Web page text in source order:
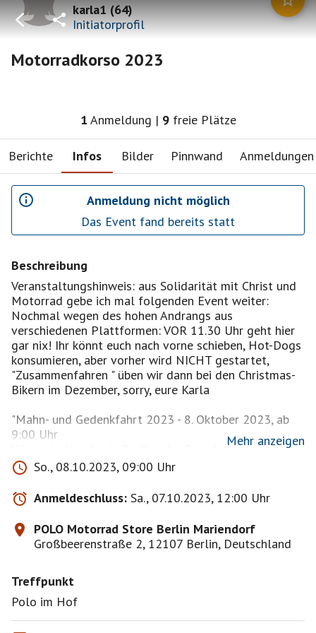
karla1(64)
Initiatorprofil
Motorradkorso 2023
1 Anmeldung | 9 freie Plätze
Berichte Infos Bilder Pinnwand Anmeldungen
Anmeldung nicht möglich
Das Event fand bereits statt
Beschreibung
Veranstaltungshinweis: aus Solidarität mit Christ und
Motorrad gebe ich mal folgenden Event weiter:
Nochmal wegen des hohen Andrangs aus
verschiedenen Plattformen: VOR 11.30 Uhr geht hier
gar nix! Ihr könnt euch nach vorne schieben, Hot-Dogs
konsumieren, aber vorher wird NICHT gestartet,
"Zusammenfahren " üben wir dann bei den Christmas-
Bikern im Dezember, sorry, eure Karla
"Mahn- und Gedenkfahrt 2023 - 8. Oktober 2023, ab
9:00 Uhr
Wir gedenken der in Berlin oder Brandenburg tödlich
verunglückten Motorradfahrer der vergangenen
Saison.
Mahn und Gedenkfahrt 2023
FLYER
TREFFPUNKT:
ab 9:00 Uhr - Polo Mariendorf
Großbeerenstr. 2, 12107 Berlin
(Kaffee und Tee, Wasser) und Kuchenauswahl anbieten
können!
Mehr anzeigen
So., 08.10.2023, 09:00 Uhr
Anmeldeschluss: Sa., 07.10.2023, 12:00 Uhr
POLO Motorrad Store Berlin Mariendorf
Großbeerenstraße 2, 12107 Berlin, Deutschland
Treffpunkt
Polo im Hof